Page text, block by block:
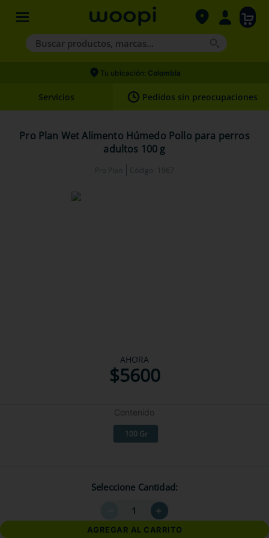
Buscar productos, marcas...
Términos más buscados
2.
hills
3.
nexgard
Tu ubicación: Colombia
Servicios Pedidos sin preocupaciones
Pro Plan Wet Alimento Húmedo Pollo para perros
adultos 100 g
Pro Plan Código: 1967
AHORA
$5600
Contenido
100 Gr
Seleccione Cantidad
＋
AGREGAR AL CARRITO